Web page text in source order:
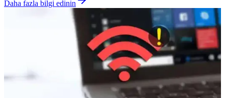
Daha fazla bilgi edinin